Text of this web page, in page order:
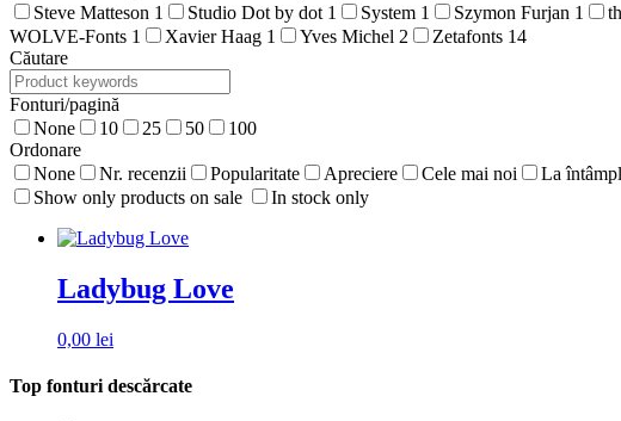
Steve Matteson 1 Studio Dot by dot 1 System 1 Szymon Furjan 1
WOLVE-Fonts 1 Xavier Haag 1 Yves Michel 2 Zetafonts 14
Căutare
Fonturi/pagină
None
10 25 50
100
Ordonare
None
Nr. recenzii Popularitate Apreciere Cele mai noi La
Show only products on sale
In stock only
Ladybug Love
0,00 lei
Top fonturi descărcate